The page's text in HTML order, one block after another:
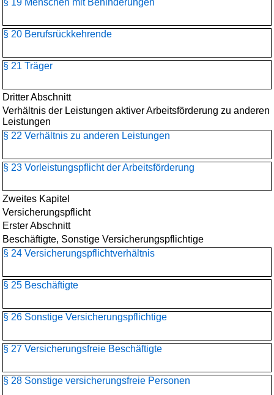
§ 19 Menschen mit Behinderungen
§ 20 Berufsrückkehrende
§ 21 Träger
Dritter Abschnitt
Verhältnis der Leistungen aktiver Arbeitsförderung zu anderen
Leistungen
§ 22 Verhältnis zu anderen Leistungen
§ 23 Vorleistungspflicht der Arbeitsförderung
Zweites Kapitel
Versicherungspflicht
Erster Abschnitt
Beschäftigte, Sonstige Versicherungspflichtige
§ 24 Versicherungspflichtverhältnis
§ 25 Beschäftigte
§ 26 Sonstige Versicherungspflichtige
§ 27 Versicherungsfreie Beschäftigte
§ 28 Sonstige versicherungsfreie Personen